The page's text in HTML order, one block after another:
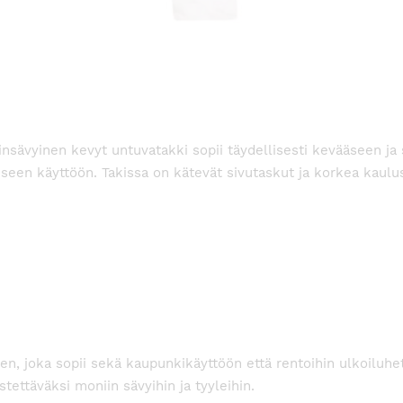
kevyt untuvatakki sopii täydellisesti kevääseen
käyttöön. Takissa on kätevät sivutaskut ja korkea
joka sopii sekä kaupunkikäyttöön että rentoihin
moniin sävyihin ja tyyleihin.